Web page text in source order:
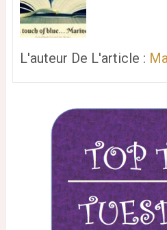
L'auteur De L'article :